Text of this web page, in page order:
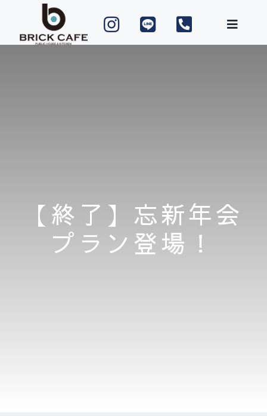
content
【終了】忘新年会
プラン登場！